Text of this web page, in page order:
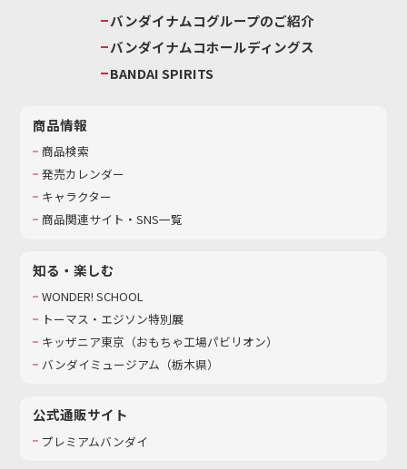
バンダイナムコグループのご紹介
バンダイナムコホールディングス
BANDAI SPIRITS
商品情報
商品検索
発売カレンダー
キャラクター
商品関連サイト・SNS一覧
知る・楽しむ
WONDER! SCHOOL
トーマス・エジソン特別展
キッザニア東京（おもちゃ工場パビリオン）​
バンダイミュージアム（栃木県）
公式通販サイト
プレミアムバンダイ